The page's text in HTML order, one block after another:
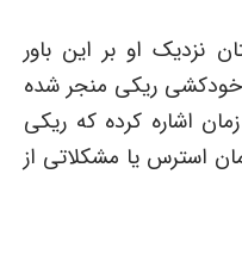
نزدیک او بر این باور
ریکی منجر شده
اشاره کرده که ریکی
استرس یا مشکلاتی از